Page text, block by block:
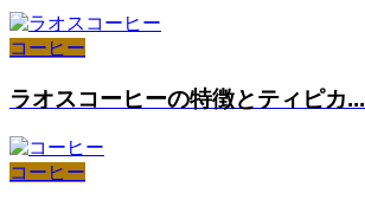
コーヒー
ラオスコーヒーの特徴とティピカ...
コーヒー